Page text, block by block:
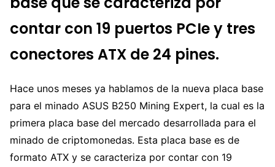
contar con 19 puertos PCIe y tres
conectores ATX de 24 pines.
Hace unos meses ya hablamos de la nueva placa base
para el minado ASUS B250 Mining Expert, la cual es la
primera placa base del mercado desarrollada para el
minado de criptomonedas. Esta placa base es de
formato ATX y se caracteriza por contar con 19